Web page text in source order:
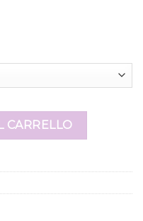
CARRELLO